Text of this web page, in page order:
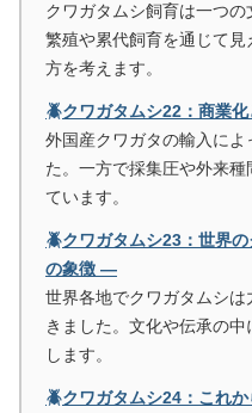
クワガタムシ飼育は一つの
繁殖や累代飼育を通じて
方を考えます。
🪲クワガタムシ22：商業
外国産クワガタの輸入に
た。一方で採集圧や外来
ています。
🪲クワガタムシ23：世界
の象徴 ―
世界各地でクワガタムシ
きました。文化や伝承の
します。
🪲クワガタムシ24：これ